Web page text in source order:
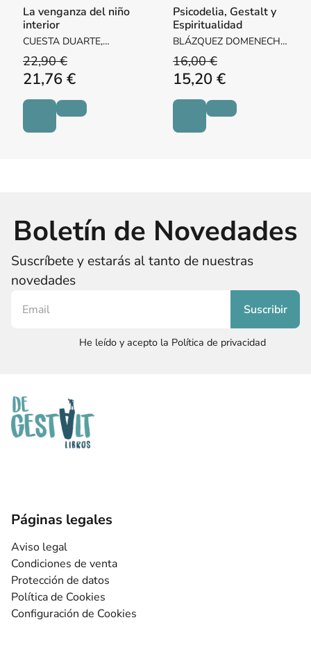
La venganza del niño
interior
CUESTA DUARTE,
MANUEL
22,90 €
21,76 €
Psicodelia, Gestalt y
Espiritualidad
BLÁZQUEZ DOMENECH,
EMILIO
16,00 €
15,20 €
Boletín de Novedades
Suscríbete y estarás al tanto de nuestras
novedades
He leído y acepto la Política de privacidad
Páginas legales
Aviso legal
Condiciones de venta
Protección de datos
Política de Cookies
Configuración de Cookies